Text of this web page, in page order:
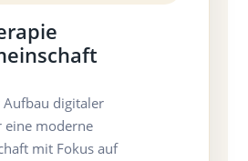
digitaler
eine moderne
mit Fokus auf